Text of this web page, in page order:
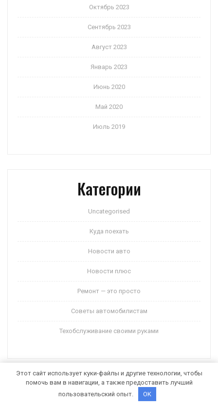
Октябрь 2023
Сентябрь 2023
Август 2023
Январь 2023
Июнь 2020
Май 2020
Июль 2019
Категории
Uncategorised
Куда поехать
Новости авто
Новости плюс
Ремонт — это просто
Советы автомобилистам
Техобслуживание своими руками
Auto Motors WordPress Theme от Themespride
Этот сайт использует куки-файлы и другие технологии, чтобы
помочь вам в навигации, а также предоставить лучший
пользовательский опыт.
OK